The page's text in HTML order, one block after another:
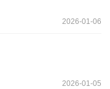
2026-01-06
2026-01-05